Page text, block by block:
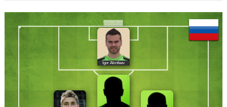
Igor Akinfeev